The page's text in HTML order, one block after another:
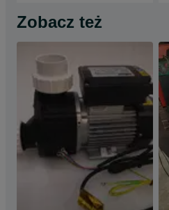
Zobacz też